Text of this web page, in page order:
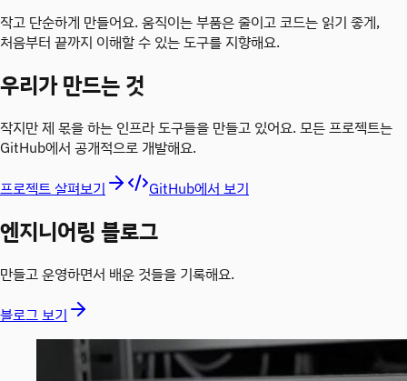
작고 단순하게 만들어요. 움직이는 부품은 줄이고 코드는 읽기 좋게,
처음부터 끝까지 이해할 수 있는 도구를 지향해요.
우리가 만드는 것
작지만 제 몫을 하는 인프라 도구들을 만들고 있어요. 모든 프로젝트는
GitHub에서 공개적으로 개발해요.
프로젝트 살펴보기 GitHub에서 보기
엔지니어링 블로그
만들고 운영하면서 배운 것들을 기록해요.
블로그 보기